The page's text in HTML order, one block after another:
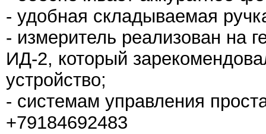
- удобная складываемая
- измеритель реализован на
ИД-2, который
устройство;
- системам управления
+79184692483